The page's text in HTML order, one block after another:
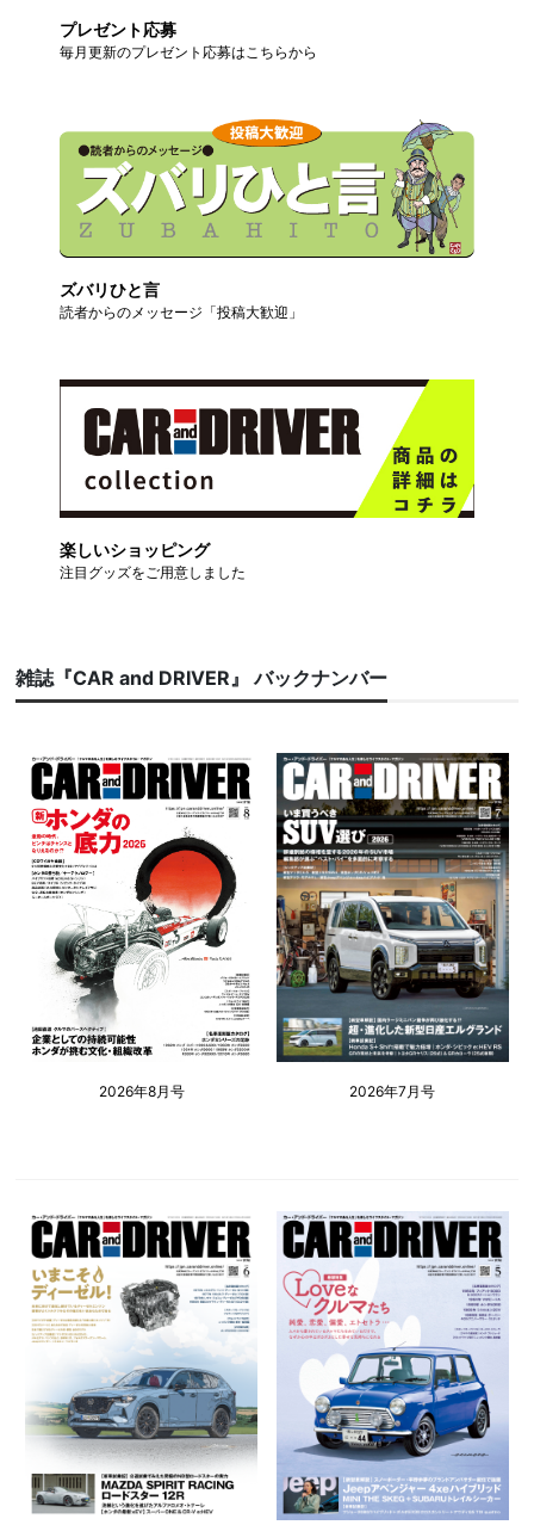
プレゼント応募
毎月更新のプレゼント応募はこちらから
ズバリひと言
読者からのメッセージ「投稿大歓迎」
楽しいショッピング
注目グッズをご用意しました
雑誌『CAR and DRIVER』 バックナンバー
2026年8月号 2026年7月号